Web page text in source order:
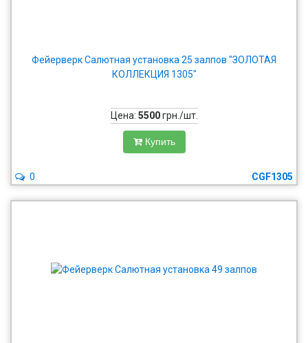
Фейерверк Салютная установка 25 залпов "ЗОЛОТАЯ
КОЛЛЕКЦИЯ 1305"
Цена: 5500грн./шт.
Купить
CGF1305
0